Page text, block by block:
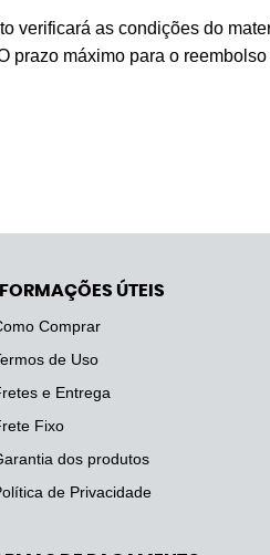
verificará as condições do
prazo máximo para o
ÚTEIS
Comprar
de Uso
e Entrega
Fixo
dos produtos
de Privacidade